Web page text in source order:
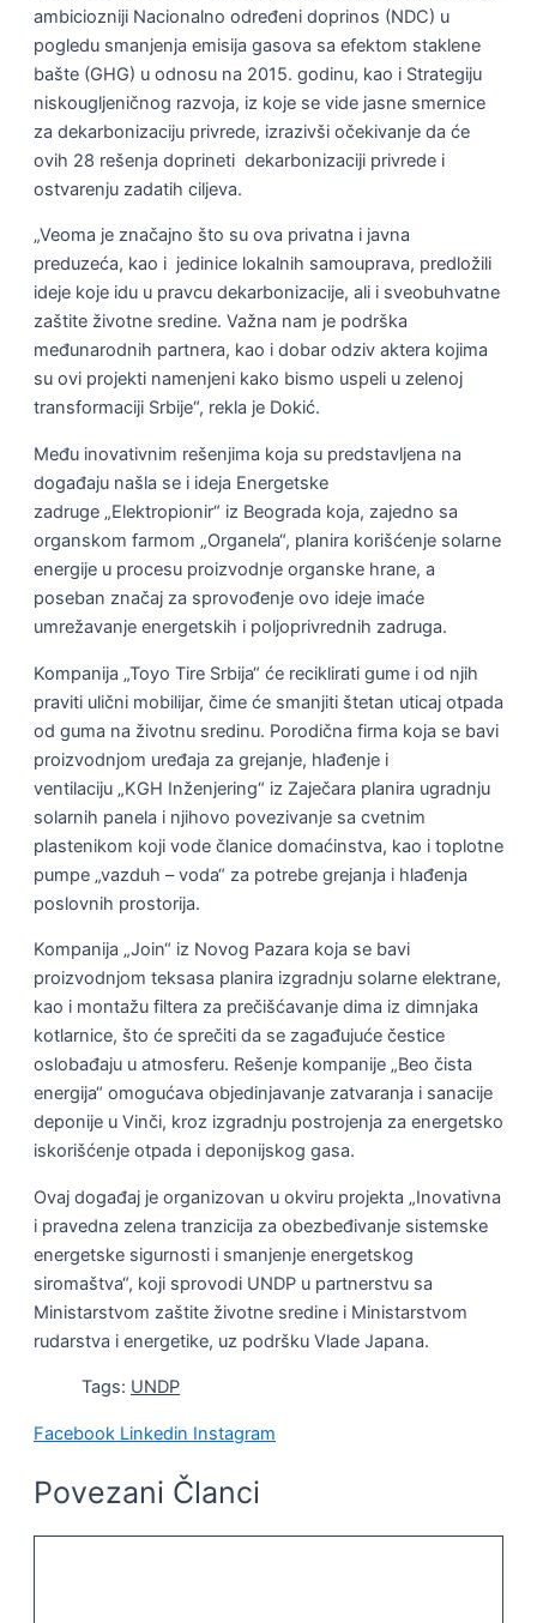
ambiciozniji Nacionalno određeni doprinos (NDC) u
pogledu smanjenja emisija gasova sa efektom staklene
bašte (GHG) u odnosu na 2015. godinu, kao i Strategiju
niskougljeničnog razvoja, iz koje se vide jasne smernice
za dekarbonizaciju privrede, izrazivši očekivanje da će
ovih 28 rešenja doprineti dekarbonizaciji privrede i
ostvarenju zadatih ciljeva.
„Veoma je značajno što su ova privatna i javna
preduzeća, kao i jedinice lokalnih samouprava, predložili
ideje koje idu u pravcu dekarbonizacije, ali i sveobuhvatne
zaštite životne sredine. Važna nam je podrška
međunarodnih partnera, kao i dobar odziv aktera kojima
su ovi projekti namenjeni kako bismo uspeli u zelenoj
transformaciji Srbije“, rekla je Dokić.
Među inovativnim rešenjima koja su predstavljena na
događaju našla se i ideja Energetske
zadruge „Elektropionir“ iz Beograda koja, zajedno sa
organskom farmom „Organela“, planira korišćenje solarne
energije u procesu proizvodnje organske hrane, a
poseban značaj za sprovođenje ovo ideje imaće
umrežavanje energetskih i poljoprivrednih zadruga.
Kompanija „Toyo Tire Srbija“ će reciklirati gume i od njih
praviti ulični mobilijar, čime će smanjiti štetan uticaj otpada
od guma na životnu sredinu. Porodična firma koja se bavi
proizvodnjom uređaja za grejanje, hlađenje i
ventilaciju „KGH Inženjering“ iz Zaječara planira ugradnju
solarnih panela i njihovo povezivanje sa cvetnim
plastenikom koji vode članice domaćinstva, kao i toplotne
pumpe „vazduh – voda“ za potrebe grejanja i hlađenja
poslovnih prostorija.
Kompanija „Join“ iz Novog Pazara koja se bavi
proizvodnjom teksasa planira izgradnju solarne elektrane,
kao i montažu filtera za prečišćavanje dima iz dimnjaka
kotlarnice, što će sprečiti da se zagađujuće čestice
oslobađaju u atmosferu. Rešenje kompanije „Beo čista
energija“ omogućava objedinjavanje zatvaranja i sanacije
deponije u Vinči, kroz izgradnju postrojenja za energetsko
iskorišćenje otpada i deponijskog gasa.
Ovaj događaj je organizovan u okviru projekta „Inovativna
i pravedna zelena tranzicija za obezbeđivanje sistemske
energetske sigurnosti i smanjenje energetskog
siromaštva“, koji sprovodi UNDP u partnerstvu sa
Ministarstvom zaštite životne sredine i Ministarstvom
rudarstva i energetike, uz podršku Vlade Japana.
Tags: UNDP
Facebook Linkedin Instagram
Povezani Članci